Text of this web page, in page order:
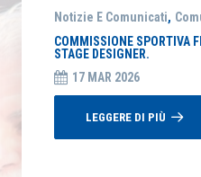
Notizie E Comunicati,
COMMISSIONE SPORTIVA
STAGE DESIGNER.
17 MAR 2026
LEGGERE DI PIÙ